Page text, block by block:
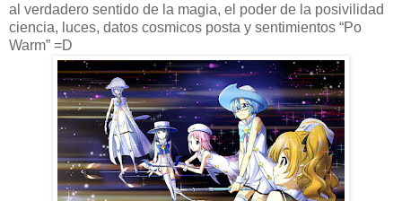
al verdadero sentido de la magia, el poder de la posivilidad
ciencia, luces, datos cosmicos posta y sentimientos “Po
Warm” =D